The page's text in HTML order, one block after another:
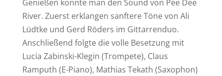
Genießen konnte man den Sound von Pee Dee
River. Zuerst erklangen sanftere Töne von Ali
Lüdtke und Gerd Röders im Gittarrenduo.
Anschließend folgte die volle Besetzung mit
Lucia Zabinski-Klegin (Trompete), Claus
Ramputh (E-Piano), Mathias Tekath (Saxophon)